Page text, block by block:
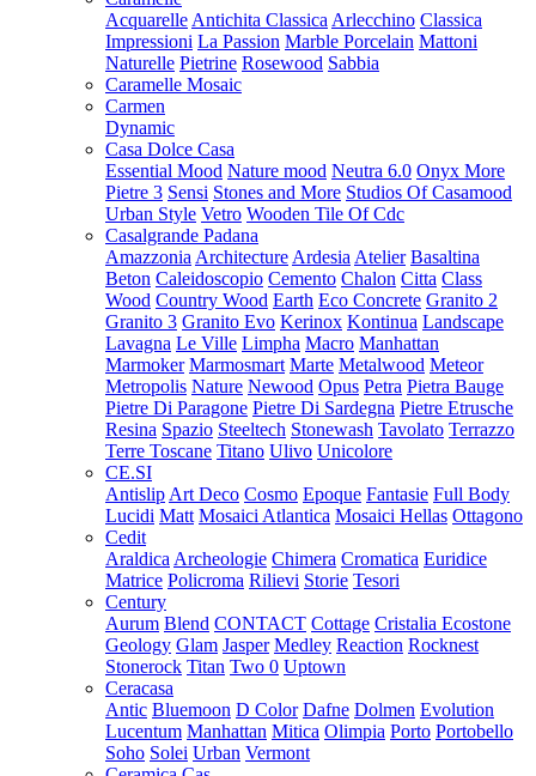
Acquarelle Antichita Classica Arlecchino Classica
Impressioni La Passion Marble Porcelain Mattoni
Naturelle Pietrine Rosewood Sabbia
Caramelle Mosaic
Carmen
Dynamic
Casa Dolce Casa
Essential Mood Nature mood Neutra 6.0 Onyx More
Pietre 3 Sensi Stones and More Studios Of Casamood
Urban Style Vetro Wooden Tile Of Cdc
Casalgrande Padana
Amazzonia Architecture Ardesia Atelier Basaltina
Beton Caleidoscopio Cemento Chalon Citta Class
Wood Country Wood Earth Eco Concrete Granito 2
Granito 3 Granito Evo Kerinox Kontinua Landscape
Lavagna Le Ville Limpha Macro Manhattan
Marmoker Marmosmart Marte Metalwood Meteor
Metropolis Nature Newood Opus Petra Pietra Bauge
Pietre Di Paragone Pietre Di Sardegna Pietre Etrusche
Resina Spazio Steeltech Stonewash Tavolato Terrazzo
Terre Toscane Titano Ulivo Unicolore
CE.SI
Antislip Art Deco Cosmo Epoque Fantasie Full Body
Lucidi Matt Mosaici Atlantica Mosaici Hellas Ottagono
Cedit
Araldica Archeologie Chimera Cromatica Euridice
Matrice Policroma Rilievi Storie Tesori
Century
Aurum Blend CONTACT Cottage Cristalia Ecostone
Geology Glam Jasper Medley Reaction Rocknest
Stonerock Titan Two 0 Uptown
Ceracasa
Antic Bluemoon D Color Dafne Dolmen Evolution
Lucentum Manhattan Mitica Olimpia Porto Portobello
Soho Solei Urban Vermont